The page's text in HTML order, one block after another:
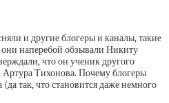
и другие блогеры и каналы, такие
наперебой обзывали Никиту
что он ученик другого
Тихонова. Почему блогеры
так, что становится даже немного